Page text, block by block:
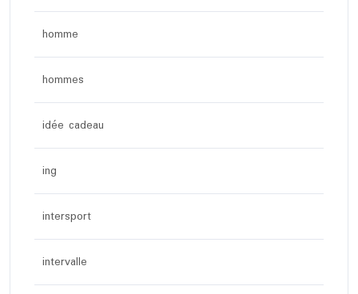
homme
hommes
idée cadeau
ing
intersport
intervalle